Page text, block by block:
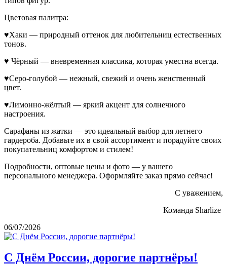
Цветовая палитра:
♥Хаки — природный оттенок для любительниц естественных
тонов.
♥ Чёрный — вневременная классика, которая уместна всегда.
♥Серо-голубой — нежный, свежий и очень женственный
цвет.
♥Лимонно-жёлтый — яркий акцент для солнечного
настроения.
Сарафаны из жатки — это идеальный выбор для летнего
гардероба. Добавьте их в свой ассортимент и порадуйте своих
покупательниц комфортом и стилем!
Подробности, оптовые цены и фото — у вашего
персонального менеджера. Оформляйте заказ прямо сейчас!
С уважением,
Команда Sharlize
06/07/2026
С Днём России, дорогие партнёры!